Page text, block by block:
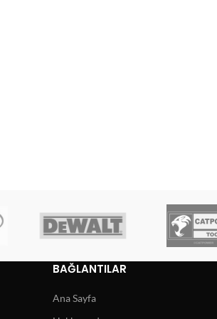
BAĞLANTILAR
Ana Sayfa